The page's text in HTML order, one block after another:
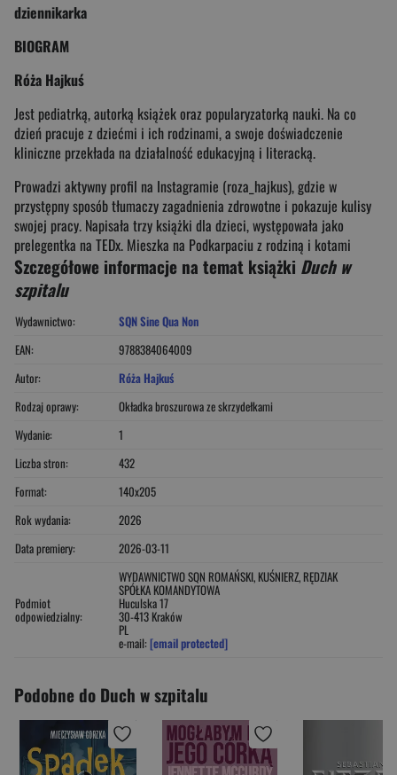
dziennikarka
BIOGRAM
Róża Hajkuś
Jest pediatrką, autorką książek oraz popularyzatorką nauki. Na co
dzień pracuje z dziećmi i ich rodzinami, a swoje doświadczenie
kliniczne przekłada na działalność edukacyjną i literacką.
Prowadzi aktywny profil na Instagramie (roza_hajkus), gdzie w
przystępny sposób tłumaczy zagadnienia zdrowotne i pokazuje kulisy
swojej pracy. Napisała trzy książki dla dzieci, występowała jako
prelegentka na TEDx. Mieszka na Podkarpaciu z rodziną i kotami
Szczegółowe informacje na temat książki Duch w
szpitalu
Wydawnictwo:
SQN Sine Qua Non
EAN:
9788384064009
Autor:
Róża Hajkuś
Rodzaj oprawy:
Okładka broszurowa ze skrzydełkami
Wydanie:
1
Liczba stron:
432
Format:
140x205
Rok wydania:
2026
Data premiery:
2026-03-11
Podmiot
odpowiedzialny:
WYDAWNICTWO SQN ROMAŃSKI, KUŚNIERZ, RĘDZIAK
SPÓŁKA KOMANDYTOWA
Huculska 17
30-413 Kraków
PL
e-mail: [email protected]
Podobne do Duch w szpitalu